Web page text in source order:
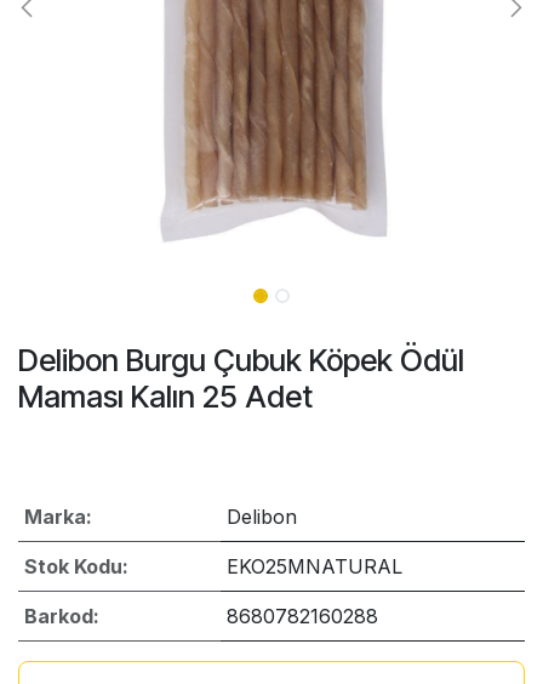
Delibon Burgu Çubuk Köpek Ödül
Maması Kalın 25 Adet
Marka: Delibon
Stok Kodu: EKO25MNATURAL
Barkod: 8680782160288